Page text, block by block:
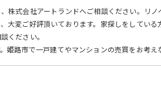
株式会社アートランドへご相談ください。 リ
大変ご好評頂いております。家探しをしてい
ください。
姫路市で一戸建てやマンションの売買をお考え